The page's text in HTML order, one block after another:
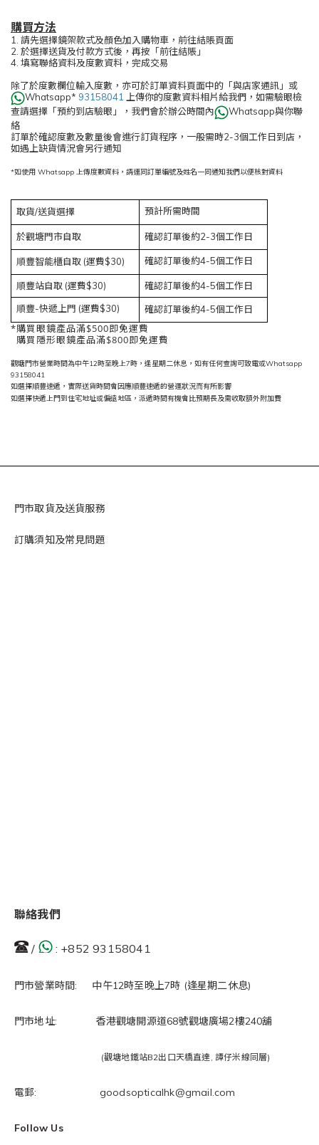
購買方法
1. 請先選擇鏡架款式及顏色加入購物車，前往結賬頁面
2. 於選擇送貨及付款方式後，再按「前往結賬」
4. 填寫聯絡資料及度數資料，完成交易
除了於度數欄位輸入度數，亦可於訂單資料頁面中的「與店家通訊」或
Whatsapp* 93158041 上傳你的度數資料相片給我們，如需驗眼檢
查請選擇「預約到店驗眼」，我們會於辦公時間內
Whatsapp與你聯
絡
訂單於確認度數及數量後會進行訂貨程序，一般需時2-3個工作日到店，
如遇上缺貨情況會另行通知
*如使用 Whatsapp 上傳度數資料，請連同訂單編號及姓名一同通知我們以便核對資料
取貨/送貨選擇 預計所需時間
於觀塘門市自取 確認訂單後約2-3個工作日
順豐智能櫃自取 (運費$30) 確認訂單後約4-5個工作日
順豐站自取 (運費$30)
確認訂單後約4-5個工作日
順豐-快遞上門 (運費$30)
確認訂單後約4-5個工作日
*購買眼鏡產品滿$500即免運費
購買隱形眼鏡產品滿$800即免運費
觀塘門市營業時間為中午12時至晚上7時，逢星期二休息，如有任何查詢可致電或Whatsapp
93158041
如選擇順豐速遞，實際送貨時間會因應順豐速遞的營運狀況而有所影響
如選擇快遞上門到住宅地址或偏遠地區，派遞時間有機會比預期長及需收取額外附加費
門市取貨及送貨服務
訂購須知及常見問題
聯絡我們
/ : +852 93158041
門市營業時間: 中午12時至晚上7時 (逢星期二休息)
門市地址: 香港觀塘開源道68號觀塘廣場2樓240舖
(觀塘地鐵站B2出口天橋直達, 譚仔米線同層)
電郵: goodsopticalhk@gmail.com
Follow Us